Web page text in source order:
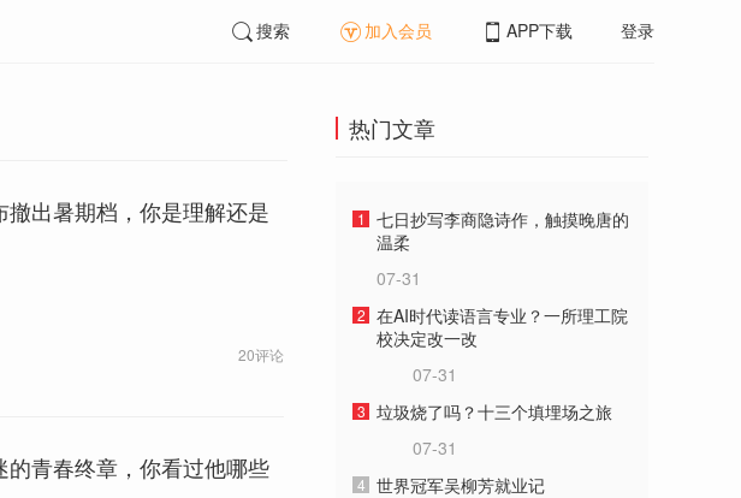
搜索 加入会员 APP下载 登录
出暑期档，你是理解还是
20评论
青春终章，你看过他哪些
热门文章
1
七日抄写李商隐诗作，触摸晚唐的
温柔
07-31
2 在AI时代读语言专业？一所理工院
校决定改一改
07-31
3 垃圾烧了吗？十三个填埋场之旅
07-31
4 世界冠军吴柳芳就业记